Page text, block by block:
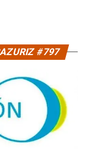
#797